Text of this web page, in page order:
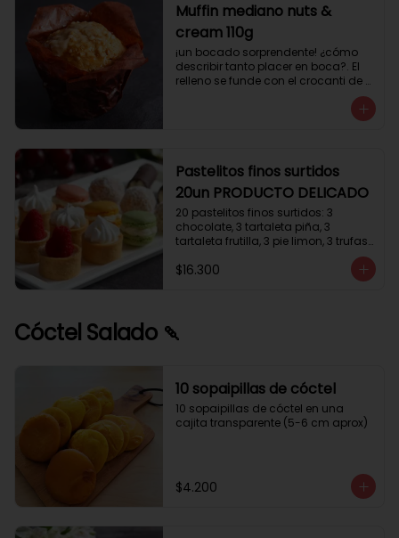
Muffin mediano nuts &
cream 110g
¡un bocado sorprendente! ¿cómo
describir tanto placer en boca?. El
relleno se funde con el crocanti de
avellanas que potencia su masa
exquisita. Esponjosa masa de color
tostado y sabor vainilla que incluye
Relleno de crema de leche con
avellanas (15%) y decorado con
crocanti de avellanas.
Pastelitos finos surtidos
20un PRODUCTO DELICADO
20 pastelitos finos surtidos: 3
chocolate, 3 tartaleta piña, 3
tartaleta frutilla, 3 pie limon, 3 trufas
crema, 2 macarrones
$16.300
Cóctel Salado 🍡
10 sopaipillas de cóctel
10 sopaipillas de cóctel en una
cajita transparente (5-6 cm aprox)
$4.200